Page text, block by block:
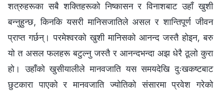
शत्रुहरूका सबै शक्तिहरूको निष्कासन र विनाशबाट उहाँ खुशी
बन्‍नुहुन्छ, किनकि यसरी मानिसजातिले असल र शान्तिपूर्ण जीवन
प्राप्‍त गर्छन्। परमेश्‍वरको खुशी मानिसको आनन्द जस्तै होइन, बरु
यो त असल फलहरू बटुल्नु जस्तै र आनन्दभन्दा अझ धेरै ठूलो कुरा
हो। उहाँको खुसीयालीले मानवजाति यस समयदेखि दुःखकष्टबाट
छुटकारा पाएको र मानवजाति ज्योतिको संसारमा प्रवेश गरेको